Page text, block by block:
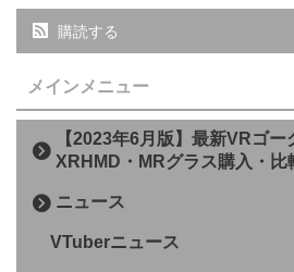
購読する
メインメニュー
【2023年6月版】最新VRゴー
XRHMD・MRグラス購入・比
ニュース
VTuberニュース